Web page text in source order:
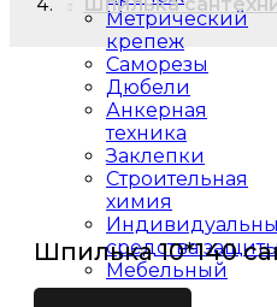
Метрический
крепеж
Саморезы
Дюбели
Анкерная
техника
Заклепки
Строительная
химия
средства
Мебельный
крепеж
Шпилька 10*140